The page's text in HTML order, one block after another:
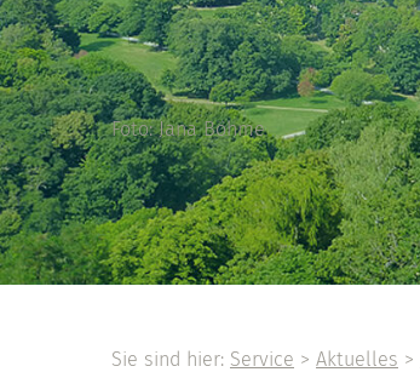
Foto: Jana Böhme
Sie sind hier: Service > Aktuelles >